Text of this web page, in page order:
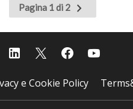
Pagina 1 di 2
Pagina
successiva
e Cookie Policy